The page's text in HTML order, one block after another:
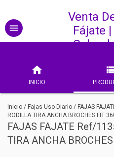
Venta
Fájate
INICIO
Inicio / Fajas Uso Diario / FAJAS
RODILLA TIRA ANCHA BROCHES FIT
FAJAS FAJATE Ref/
TIRA ANCHA